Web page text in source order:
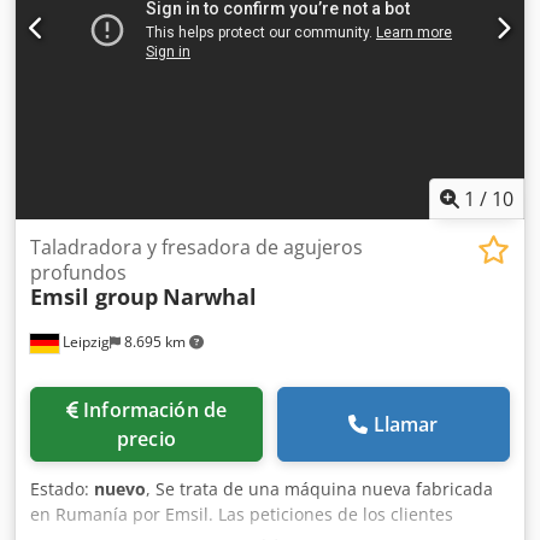
Dimensiones de la mesa: 1000 x 1000 mm - Sistema de
cambio de mesa manual con mesa de PUNTOS CERO
Cedpfxezixyro Altoha - Rotación de la mesa, eje B: 360.000
1 / 10
Leipzig 8.695 km
Taladradora y fresadora de agujeros
profundos
Emsil group Narwhal
Información de
precio
Llamar
Estado: nuevo, Se trata de una máquina nueva fabricada
en Rumanía por Emsil. Las peticiones de los clientes